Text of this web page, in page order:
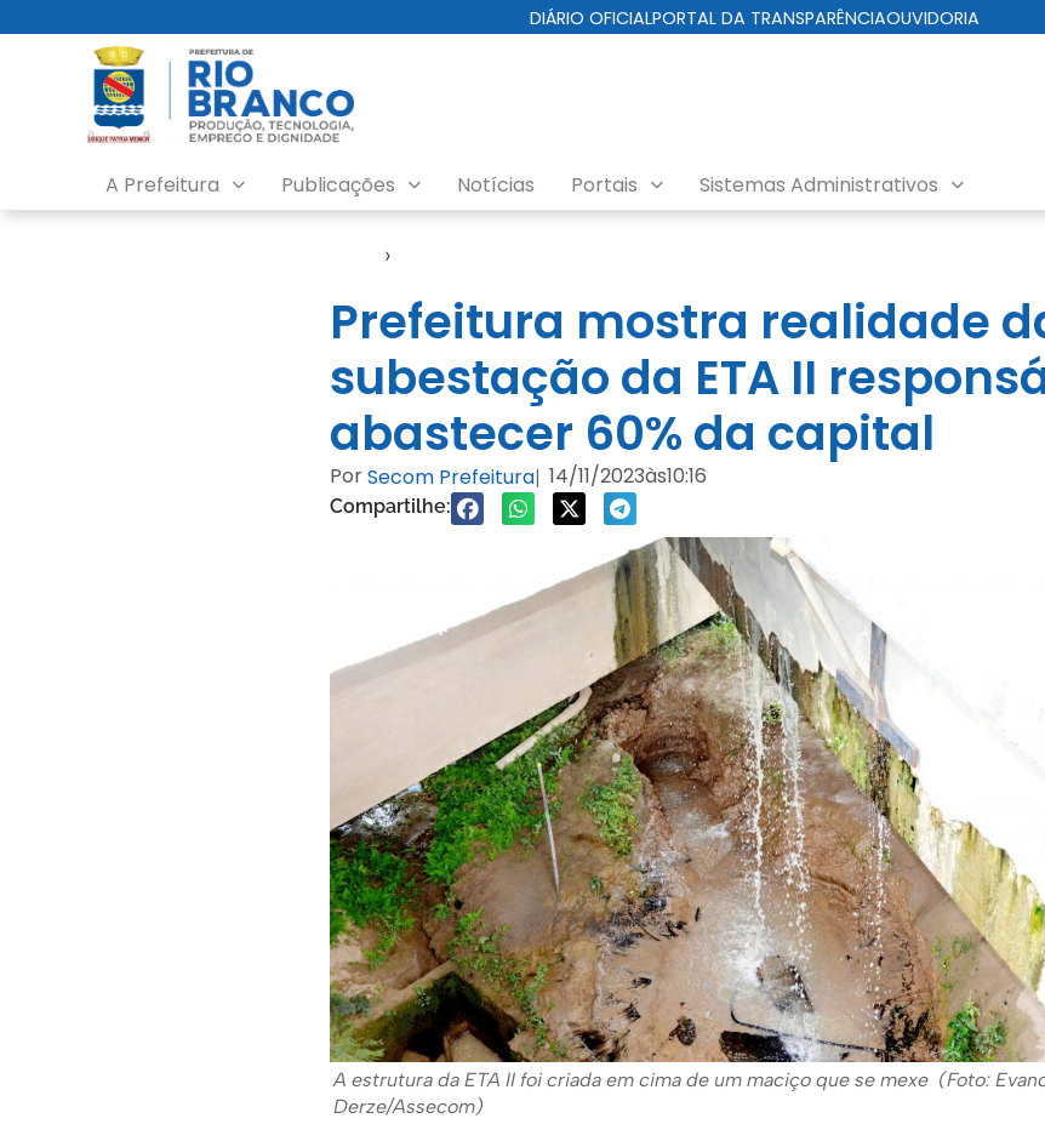
DIÁRIO OFICIALPORTAL DA TRANSPARÊNCIAOUVIDORIA
A Prefeitura Publicações Notícias Portais Sistemas Administrativos
›
Prefeitura mostra realidade
subestação da ETA II
abastecer 60% da capital
PorSecom Prefeitura| 14/11/2023às10:16
Compartilhe:
A estrutura da ETA II foi criada em cima de um maciço que se mexe (Foto:
Derze/Assecom)